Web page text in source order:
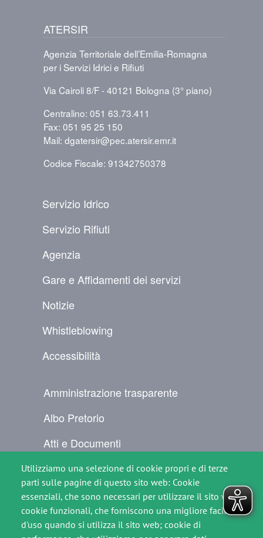
Utilizziamo una selezione di cookie propri e di terze
parti sulle pagine di questo sito web: Cookie
essenziali, che sono necessari per utilizzare il sito web;
cookie funzionali, che forniscono una migliore facilità
d'uso quando si utilizza il sito web; cookie di
ATERSIR
Agenzia Territoriale dell’Emilia-Romagna
per i Servizi Idrici e Rifiuti
Via Cairoli 8/F - 40121 Bologna (3° piano)
Centralino: 051 63.73.411
Fax: 051 95 25 150
Mail: dgatersir@pec.atersir.emr.it
Codice Fiscale: 91342750378
Servizio Idrico
Servizio Rifiuti
Agenzia
Gare e Affidamenti dei servizi
Notizie
Whistleblowing
Accessibilità
Amministrazione trasparente
Albo Pretorio
Atti e Documenti
Per il cittadino
Comunicati Stampa
Contatti